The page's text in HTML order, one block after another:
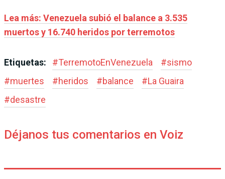
Lea más: Venezuela subió el balance a 3.535
muertos y 16.740 heridos por terremotos
Etiquetas: #TerremotoEnVenezuela #sismo
#muertes #heridos #balance #La Guaira
#desastre
Déjanos tus comentarios en Voiz